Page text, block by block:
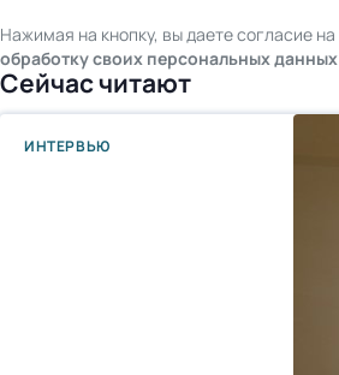
Нажимая на кнопку, вы даете согласие на
обработку своих персональных данных
Сейчас читают
ИНТЕРВЬЮ